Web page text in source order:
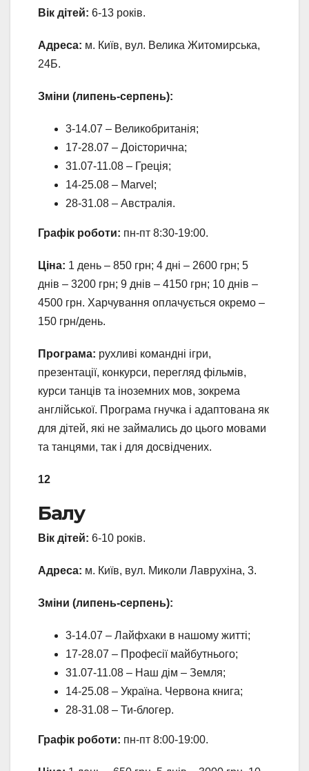
Вік дітей: 6-13 років.
Адреса: м. Київ, вул. Велика Житомирська,
24Б.
Зміни (липень-серпень):
3-14.07 – Великобританія;
17-28.07 – Доісторична;
31.07-11.08 – Греція;
14-25.08 – Marvel;
28-31.08 – Австралія.
Графік роботи: пн-пт 8:30-19:00.
Ціна: 1 день – 850 грн; 4 дні – 2600 грн; 5
днів – 3200 грн; 9 днів – 4150 грн; 10 днів –
4500 грн. Харчування оплачується окремо –
150 грн/день.
Програма: рухливі командні ігри,
презентації, конкурси, перегляд фільмів,
курси танців та іноземних мов, зокрема
англійської. Програма гнучка і адаптована як
для дітей, які не займались до цього мовами
та танцями, так і для досвідчених.
12
Балу
Вік дітей: 6-10 років.
Адреса: м. Київ, вул. Миколи Лаврухіна, 3.
Зміни (липень-серпень):
3-14.07 – Лайфхаки в нашому житті;
17-28.07 – Професії майбутнього;
31.07-11.08 – Наш дім – Земля;
14-25.08 – Україна. Червона книга;
28-31.08 – Ти-блогер.
Графік роботи: пн-пт 8:00-19:00.